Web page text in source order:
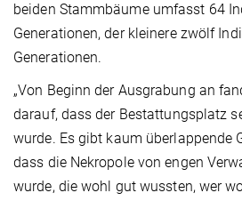
beiden Stammbäume umfasst 64
Generationen, der kleinere zwölf
Generationen.
„Von Beginn der Ausgrabung an
darauf, dass der Bestattungsplatz
wurde. Es gibt kaum überlappende
dass die Nekropole von engen
wurde, die wohl gut wussten, wer